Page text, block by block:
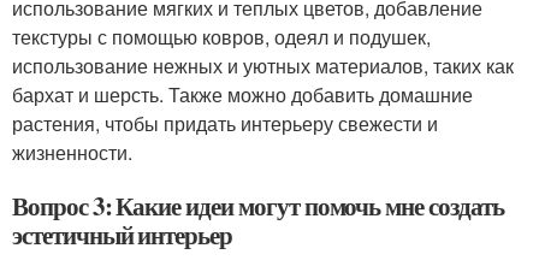
использование мягких и теплых цветов, добавление
текстуры с помощью ковров, одеял и подушек,
использование нежных и уютных материалов, таких как
бархат и шерсть. Также можно добавить домашние
растения, чтобы придать интерьеру свежести и
жизненности.
Вопрос 3: Какие идеи могут помочь мне создать
эстетичный интерьер